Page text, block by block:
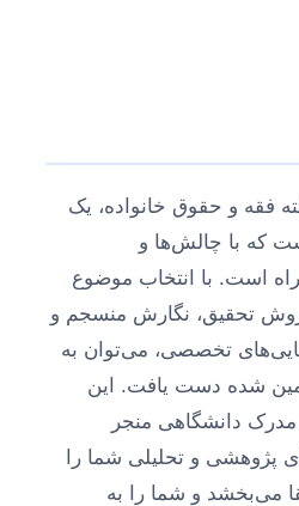
فقه و حقوق خانواده، یک
که با چالش‌ها و
است. با انتخاب موضوع
تحقیق، نگارش منسجم و
تخصصی، می‌توان به
شده دست یافت. این
مدرک دانشگاهی منجر
پژوهشی و تحلیلی شما را
می‌بخشد و شما را به